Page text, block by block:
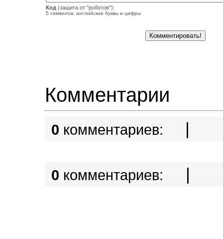
Код (защита от "роботов"):
5 символов, английские буквы и цифры
Комментарии
0 комментариев: |
0 комментариев: |